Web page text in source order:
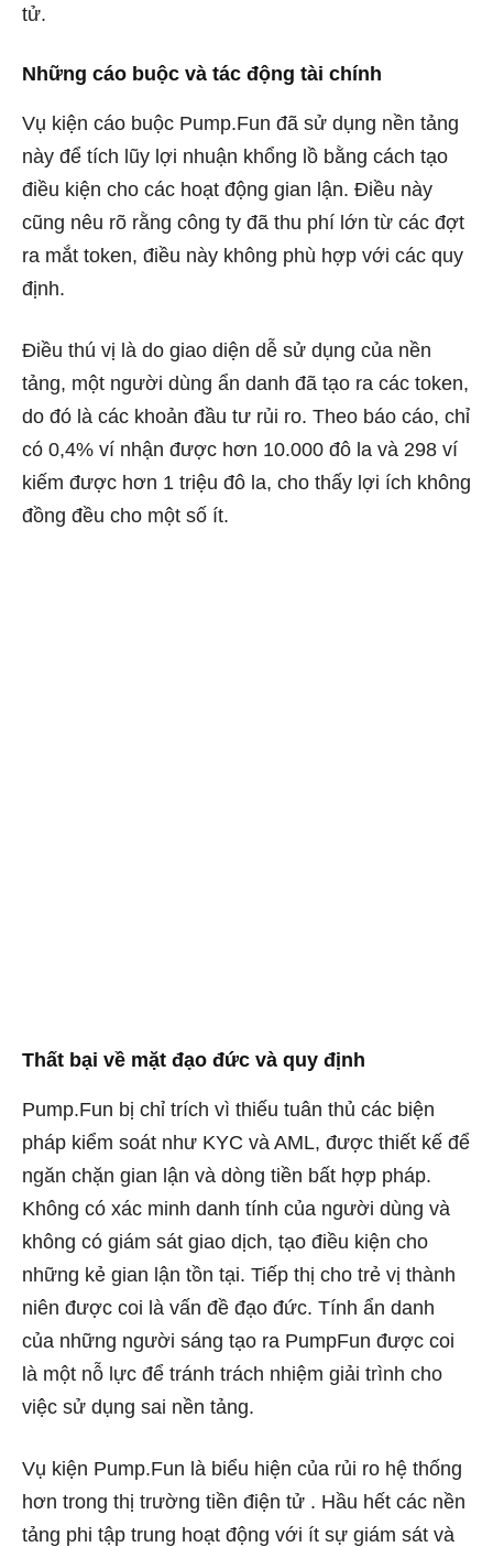
tử.
Những cáo buộc và tác động tài chính
Vụ kiện cáo buộc Pump.Fun đã sử dụng nền tảng
này để tích lũy lợi nhuận khổng lồ bằng cách tạo
điều kiện cho các hoạt động gian lận. Điều này
cũng nêu rõ rằng công ty đã thu phí lớn từ các đợt
ra mắt token, điều này không phù hợp với các quy
định.
Điều thú vị là do giao diện dễ sử dụng của nền
tảng, một người dùng ẩn danh đã tạo ra các token,
do đó là các khoản đầu tư rủi ro. Theo báo cáo, chỉ
có 0,4% ví nhận được hơn 10.000 đô la và 298 ví
kiếm được hơn 1 triệu đô la, cho thấy lợi ích không
đồng đều cho một số ít.
Thất bại về mặt đạo đức và quy định
Pump.Fun bị chỉ trích vì thiếu tuân thủ các biện
pháp kiểm soát như KYC và AML, được thiết kế để
ngăn chặn gian lận và dòng tiền bất hợp pháp.
Không có xác minh danh tính của người dùng và
không có giám sát giao dịch, tạo điều kiện cho
những kẻ gian lận tồn tại. Tiếp thị cho trẻ vị thành
niên được coi là vấn đề đạo đức. Tính ẩn danh
của những người sáng tạo ra PumpFun được coi
là một nỗ lực để tránh trách nhiệm giải trình cho
việc sử dụng sai nền tảng.
Vụ kiện Pump.Fun là biểu hiện của rủi ro hệ thống
hơn trong thị trường tiền điện tử . Hầu hết các nền
tảng phi tập trung hoạt động với ít sự giám sát và